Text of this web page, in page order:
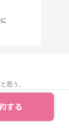
する
思う。